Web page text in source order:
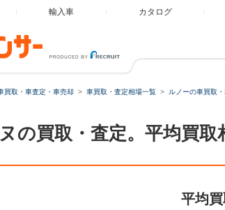
輸入車 カタログ
買取・車査定・車売却 車買取・査定相場一覧 ルノーの車買取
の買取・査定。平均買
平均